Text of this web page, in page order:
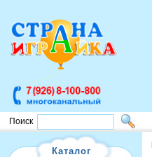
Поиск
Каталог